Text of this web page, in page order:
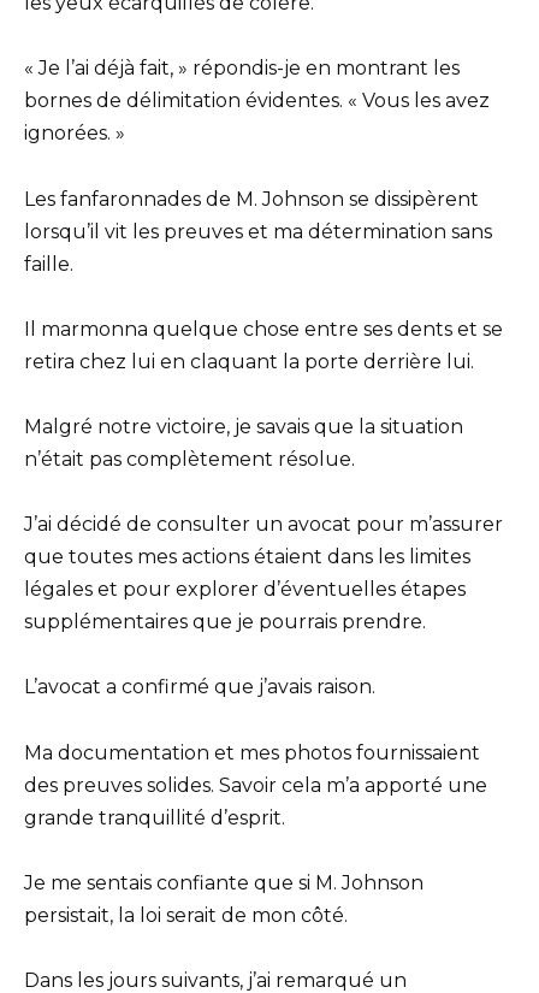
« Je l’ai déjà fait, » répondis-je en montrant les
bornes de délimitation évidentes. « Vous les avez
ignorées. »
Les fanfaronnades de M. Johnson se dissipèrent
lorsqu’il vit les preuves et ma détermination sans
faille.
Il marmonna quelque chose entre ses dents et se
retira chez lui en claquant la porte derrière lui.
Malgré notre victoire, je savais que la situation
n’était pas complètement résolue.
J’ai décidé de consulter un avocat pour m’assurer
que toutes mes actions étaient dans les limites
légales et pour explorer d’éventuelles étapes
supplémentaires que je pourrais prendre.
L’avocat a confirmé que j’avais raison.
Ma documentation et mes photos fournissaient
des preuves solides. Savoir cela m’a apporté une
grande tranquillité d’esprit.
Je me sentais confiante que si M. Johnson
persistait, la loi serait de mon côté.
Dans les jours suivants, j’ai remarqué un